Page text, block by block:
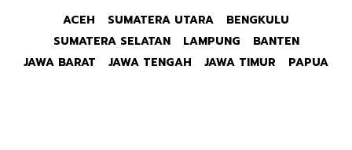
ACEH SUMATERA UTARA
BENGKULU
SUMATERA SELATAN
LAMPUNG
BANTEN
JAWA BARAT
JAWA TENGAH JAWA TIMUR PAPUA